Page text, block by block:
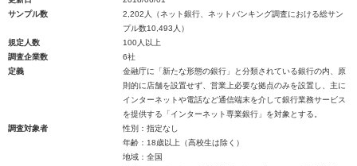
サンプル数
2,202人（ネット銀行、ネットバンキング調査における総サン
プル数10,493人）
規定人数
100人以上
調査企業数
6社
定義
金融庁に「新たな形態の銀行」と分類されている銀行の内、原
則的に店舗を設置せず、営業上必要な拠点のみを設置し、主に
インターネットや電話など通信端末を介して銀行業務サービス
を提供する「インターネット専業銀行」を対象とする。
調査対象者
性別：指定なし
年齢：18歳以上（高校生は除く）
地域：全国